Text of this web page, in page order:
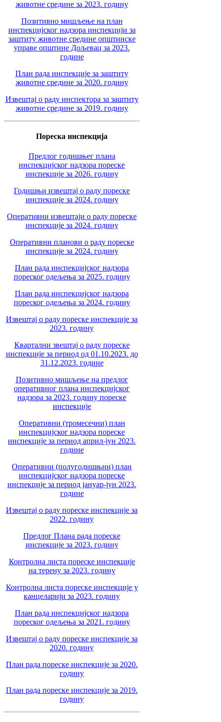
животне средине за 2023. годину
Позитивно мишљење на план
инспекцијског надзора инспекцији за
заштиту животне средине општинске
управе општине Дољевац за 2023.
године
План рада инспекције за заштиту
животне средине за 2020. годину
Извештај о раду инспектора за заштиту
животне средине за 2019. годину
Пореска инспекција
Предлог годишњег плана
инспекцијског надзора пореске
инспекције за 2026. годину
Годишњи извештај о раду пореске
инспекције за 2024. годину
Оперативни извештаји о раду пореске
инспекције за 2024. годину
Оперативни планови о раду пореске
инспекције за 2024. годину
План рада инспекцијског надзора
пореског одељења за 2025. годину
План рада инспекцијског надзора
пореског одељења за 2024. годину
Извештај о раду пореске инспекције за
2023. годину
Квартални звештај о раду пореске
инспекције за период од 01.10.2023. до
31.12.2023. године
Позитивно мишљење на предлог
оперативног плана инспекцијског
надзора за 2023. годину пореске
инспекције
Оперативни (тромесечни) план
инспекцијског надзора пореске
инспекције за период април-јун 2023.
године
Оперативни (полугодишњни) план
инспекцијског надзора пореске
инспекције за период јануар-јун 2023.
године
Извештај о раду пореске инспекције за
2022. годину
Предлог Плана рада пореске
инспекције за 2023. годину
Контролна листа пореске инспекције
на терену за 2023. годину
Контролна листа пореске инспекције у
канцеларији за 2023. годину
План рада инспекцијског надзора
пореског одељења за 2021. годину
Извештај о раду пореске инспекције за
2020. годину
План рада пореске инспекције за 2020.
годину
План рада пореске инспекције за 2019.
годину